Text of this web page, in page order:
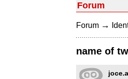
Forum
Forum →
name of